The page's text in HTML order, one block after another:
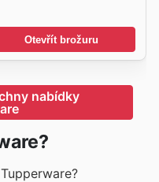
Otevřít brožuru
nabídky